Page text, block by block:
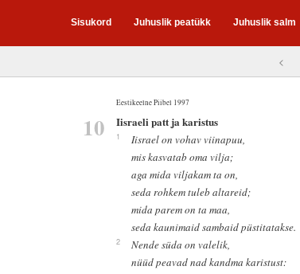
Sisukord Juhuslik peatükk Juhuslik salm
<
Eestikeelne Piibel 1997
10 Iisraeli patt ja karistus
1
Iisrael on vohav viinapuu,
mis kasvatab oma vilja;
aga mida viljakam ta on,
seda rohkem tuleb altareid;
mida parem on ta maa,
seda kaunimaid sambaid püstitatakse.
2
Nende süda on valelik,
nüüd peavad nad kandma karistust: